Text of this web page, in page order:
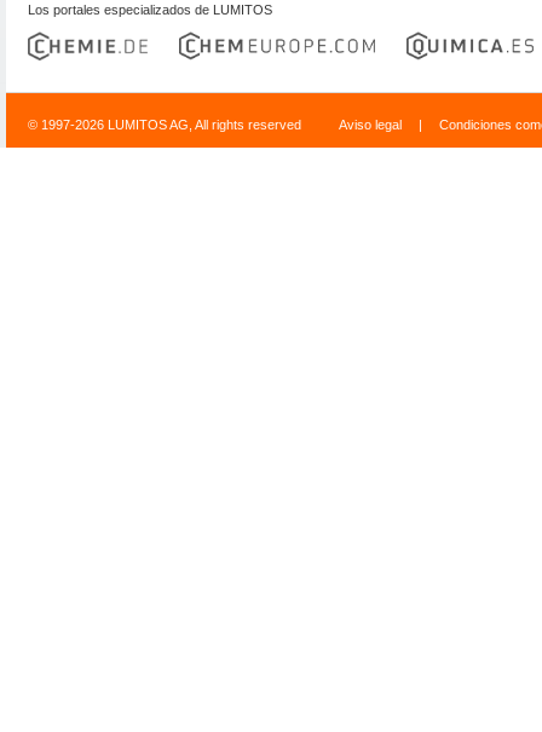
Los portales especializados de LUMITOS
© 1997-2026 LUMITOS AG, All rights reserved Aviso legal | Condiciones